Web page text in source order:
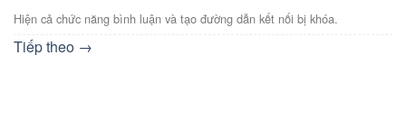
Hiện cả chức năng bình luận và tạo đường dẫn kết nối bị khóa.
Tiếp theo →